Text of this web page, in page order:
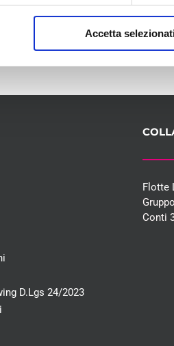
Accetta
Federico
Mamprin
D.Lgs 24/2023
Flotte
Conti